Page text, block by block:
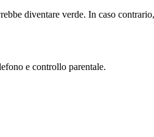
diventare verde. In caso
e controllo parentale.